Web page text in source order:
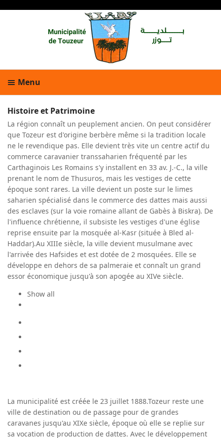
Menu
Histoire et Patrimoine
La région connaît un peuplement ancien. On peut considérer
que Tozeur est d'origine berbère même si la tradition locale
ne le revendique pas. Elle devient très vite un centre actif du
commerce caravanier transsaharien fréquenté par les
Carthaginois Les Romains s'y installent en 33 av. J.-C., la ville
prenant le nom de Thusuros, mais les vestiges de cette
époque sont rares. La ville devient un poste sur le limes
saharien spécialisé dans le commerce des dattes mais aussi
des esclaves (sur la voie romaine allant de Gabès à Biskra). De
l'influence chrétienne, il subsiste les vestiges d'une église
reprise ensuite par la mosquée al-Kasr (située à Bled al-
Haddar).Au XIIIe siècle, la ville devient musulmane avec
l'arrivée des Hafsides et est dotée de 2 mosquées. Elle se
développe en dehors de sa palmeraie et connaît un grand
essor économique jusqu'à son apogée au XIVe siècle.
Show all
La municipalité est créée le 23 juillet 1888.Tozeur reste une
ville de destination ou de passage pour de grandes
caravanes jusqu'au XIXe siècle, époque où elle se replie sur
sa vocation de production de dattes. Avec le développement